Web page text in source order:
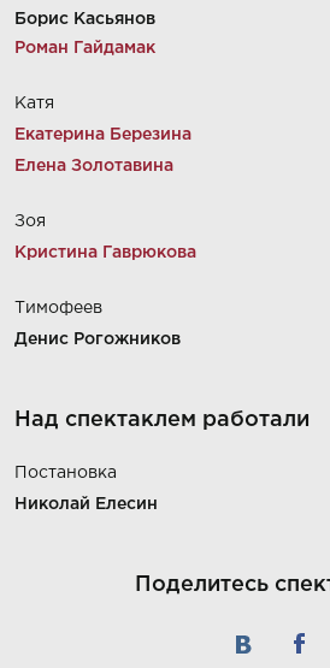
Борис Касьянов
Роман Гайдамак
Катя
Екатерина Березина
Елена Золотавина
Зоя
Кристина Гаврюкова
Тимофеев
Денис Рогожников
Над спектаклем работали
Постановка
Николай Елесин
Поделитесь